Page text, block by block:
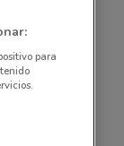
para